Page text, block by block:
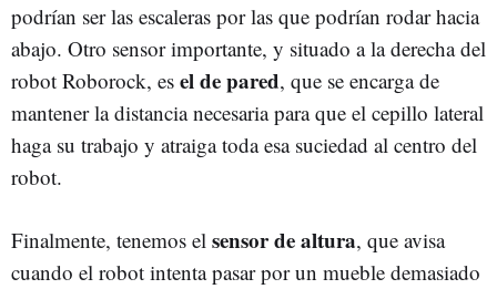
podrían ser las escaleras por las que podrían rodar hacia
abajo. Otro sensor importante, y situado a la derecha del
robot Roborock, es el de pared, que se encarga de
mantener la distancia necesaria para que el cepillo lateral
haga su trabajo y atraiga toda esa suciedad al centro del
robot.
Finalmente, tenemos el sensor de altura, que avisa
cuando el robot intenta pasar por un mueble demasiado